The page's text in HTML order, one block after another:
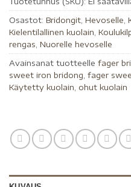
Osastot: Bridongit Hevoselle
Kielentilallinen kuolain
rengas Nuorelle hevoselle
Avainsanat tuotteelle fager
sweet iron bridong fager
Käytetty kuolain ohut kuolain